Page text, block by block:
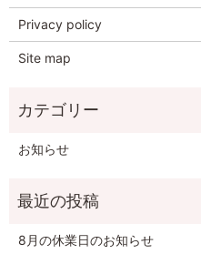
Privacy policy
Site map
お知らせ
8月の休業日のお知らせ